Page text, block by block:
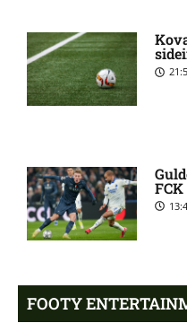
Sønderjyske uden Rasmus
Hjorth Vinderslev:
skadesstatus
skadet: seneste nyt hos
Silkeborg IF
Mads Lautrup Freundlich på
Skadesnyt: Warren Caddy
her
FOOTY